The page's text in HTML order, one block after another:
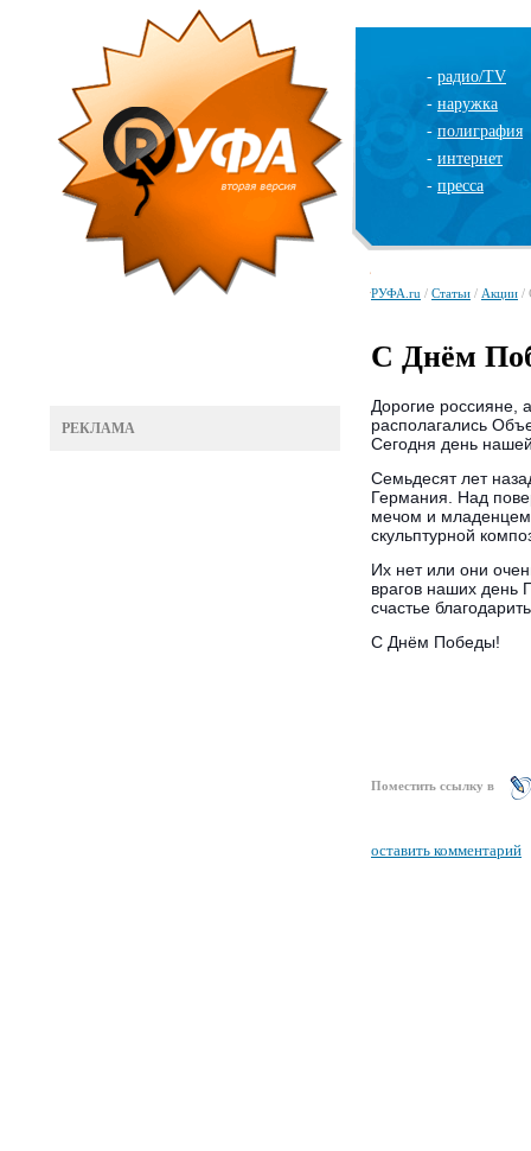
- радио/TV
- наружка
- полиграфия
- интернет
- пресса
РЕКЛАМА
РУФА.ru / Статьи / Акции /
С Днём
Дорогие россияне,
располагались
Сегодня день
Семьдесят лет
Германия. Над
мечом и младенцем
скульптурной
Их нет или они
врагов наших день
счастье
С Днём Победы!
Поместить ссылку в
оставить комментарий